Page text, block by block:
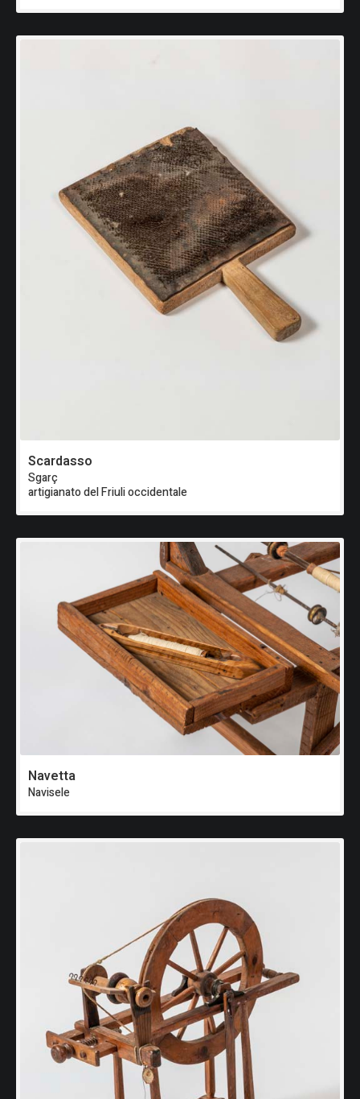
Scardasso
Sgarç
artigianato del Friuli occidentale
Navetta
Navisele